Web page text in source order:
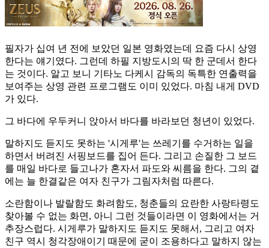
필자가 십여 년 전에 보았던 일본 영화였는데 요즘 다시 상영
한다는 얘기였다. 그런데 하필 지방도시의 딱 한 군데서 한다
는 것이다. 알고 보니 기타노 다케시 감독의 독특한 연출력을
보여주는 상영 관련 프로그램도 이미 있었다. 마침 내게 DVD
가 있다.
그 바다에 우두커니 앉아서 바다를 바라보던 청년이 있었다.
말하지도 듣지도 못하는 '시게루'는 쓰레기를 수거하는 일을
하면서 버려진 서핑보드를 집어 든다. 그리고 손질한 그 보드
를 매일 바다로 들고나가 혼자서 파도와 씨름을 한다. 그의 곁
에는 늘 한결같은 여자 친구가 그림자처럼 따른다.
소란함이나 발랄함도 화려함도, 청춘들의 요란한 사랑타령도
찾아볼 수 없는 화면, 아니 그런 것들이라면 이 영화에서는 거
추장스럽다. 시게루가 말하지도 듣지도 못해서, 그리고 여자
친구 역시 청각장애이기 때문에 굳이 조용하다고 말하지 않는